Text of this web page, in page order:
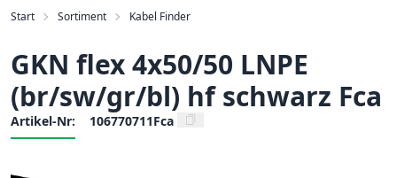
Start Sortiment Kabel Finder
GKN flex 4x50/50 LNPE
(br/sw/gr/bl) hf schwarz Fca
Artikel-Nr: 106770711Fca